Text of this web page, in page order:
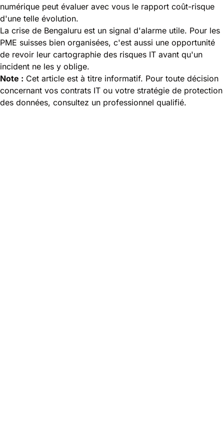
numérique peut évaluer avec vous le rapport coût-risque
d'une telle évolution.
La crise de Bengaluru est un signal d'alarme utile. Pour les
PME suisses bien organisées, c'est aussi une opportunité
de revoir leur cartographie des risques IT avant qu'un
incident ne les y oblige.
Note : Cet article est à titre informatif. Pour toute décision
concernant vos contrats IT ou votre stratégie de protection
des données, consultez un professionnel qualifié.